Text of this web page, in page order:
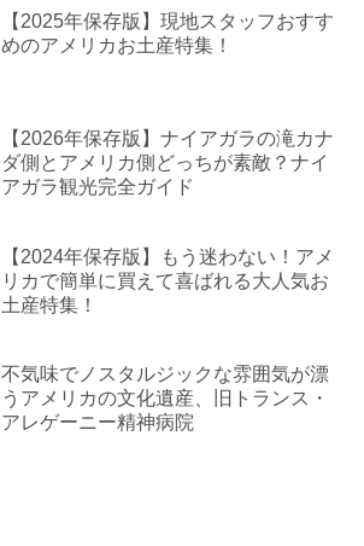
【2025年保存版】現地スタッフおすす
めのアメリカお土産特集！
【2026年保存版】ナイアガラの滝カナ
ダ側とアメリカ側どっちが素敵？ナイ
アガラ観光完全ガイド
【2024年保存版】もう迷わない！アメ
リカで簡単に買えて喜ばれる大人気お
土産特集！
不気味でノスタルジックな雰囲気が漂
うアメリカの文化遺産、旧トランス・
アレゲーニー精神病院